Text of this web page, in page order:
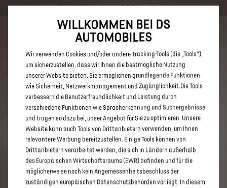
Händlerbereich von DS Store Ahaus
Bis zu 6.000 € staatliche Förderprämie für E-Autos und Plug-In-
Hybride. Mehr erfahren >>
ENTDECKEN SIE ALLE DS 7 E-
TENSE MIT PLUG-IN-HYBRID
ANTRIEB VON DS STORE AHAUS
WILLKOMMEN BEI DS
AUTOMOBILES
Wir verwenden Cookies und/oder andere Tracking-Tools (die „Tools“),
um sicherzustellen, dass wir Ihnen die bestmögliche Nutzung
unserer Website bieten. Sie ermöglichen grundlegende Funktionen
wie Sicherheit, Netzwerkmanagement und Zugänglichkeit.Die Tools
verbessern die Benutzerfreundlichkeit und Leistung durch
verschiedene Funktionen wie Spracherkennung und Suchergebnisse
und tragen so dazu bei, unser Angebot für Sie zu optimieren. Unsere
Website kann auch Tools von Drittanbietern verwenden, um Ihnen
relevantere Werbung bereitzustellen. Einige Tools können von
Drittanbietern verarbeitet werden, die sich in Ländern außerhalb
des Europäischen Wirtschaftsraums (EWR) befinden und für die
möglicherweise noch kein Angemessenheitsbeschluss der
zuständigen europäischen Datenschutzbehörden vorliegt. In diesem